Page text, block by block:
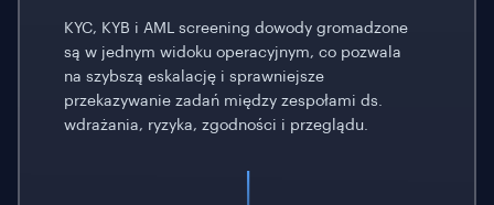
KYC, KYB i AML screening dowody gromadzone
są w jednym widoku operacyjnym, co pozwala
na szybszą eskalację i sprawniejsze
przekazywanie zadań między zespołami ds.
wdrażania, ryzyka, zgodności i przeglądu.